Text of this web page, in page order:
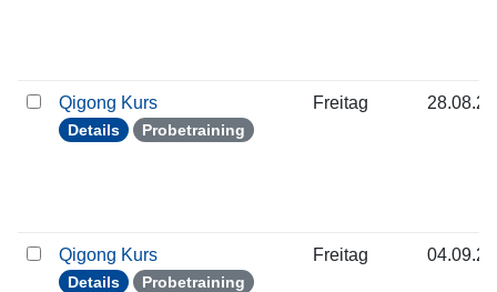
Qigong Kurs
Details Probetraining
Freitag
Qigong Kurs
Details Probetraining
Freitag